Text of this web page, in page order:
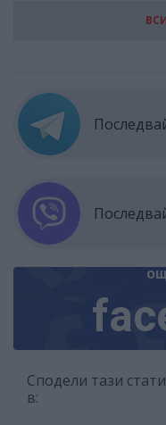
Сподели тази
в: